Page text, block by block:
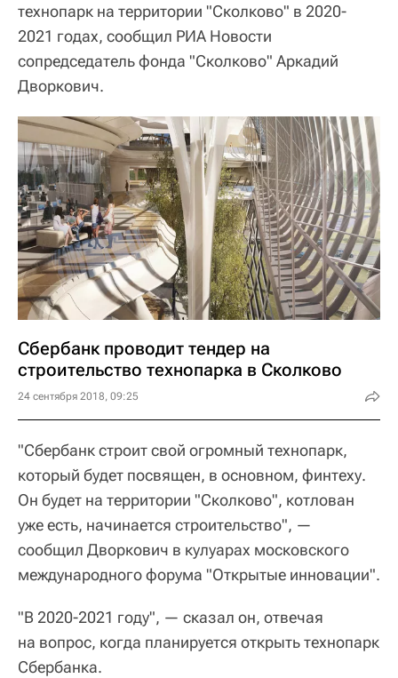
технопарк на территории "Сколково" в 2020-
2021 годах, сообщил РИА Новости
сопредседатель фонда "Сколково" Аркадий
Дворкович.
Сбербанк проводит тендер на
строительство технопарка в Сколково
24 сентября 2018, 09:25
"Сбербанк строит свой огромный технопарк,
который будет посвящен, в основном, финтеху.
Он будет на территории "Сколково", котлован
уже есть, начинается строительство", —
сообщил Дворкович в кулуарах московского
международного форума "Открытые инновации".
"В 2020-2021 году", — сказал он, отвечая
на вопрос, когда планируется открыть технопарк
Сбербанка.